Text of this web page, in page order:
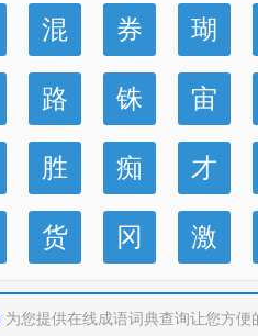
混 券 瑚
路 铢 宙
胜 痴 才
货 冈 激
为您提供在线成语词典查询让您方